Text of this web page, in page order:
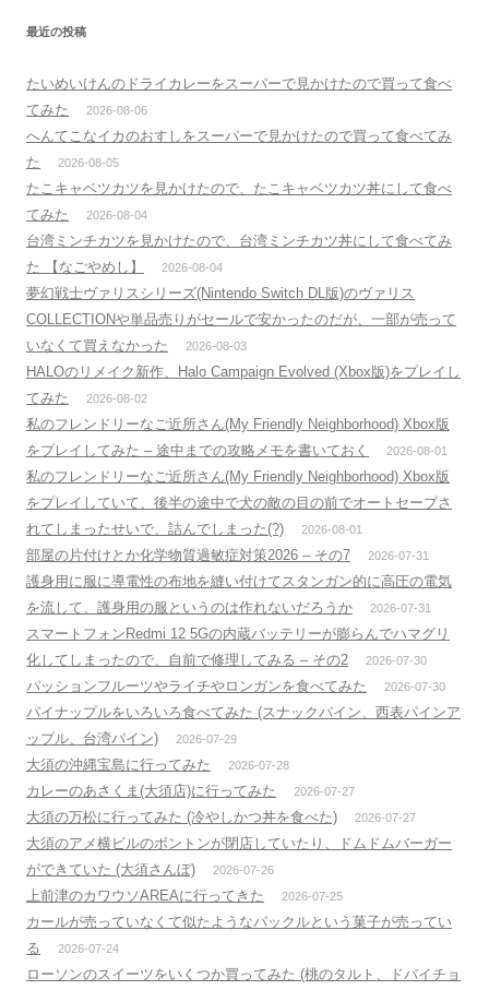
最近の投稿
たいめいけんのドライカレーをスーパーで見かけたので買って食べ
てみた
2026-08-06
へんてこなイカのおすしをスーパーで見かけたので買って食べてみ
た
2026-08-05
たこキャベツカツを見かけたので、たこキャベツカツ丼にして食べ
てみた
2026-08-04
台湾ミンチカツを見かけたので、台湾ミンチカツ丼にして食べてみ
た 【なごやめし】
2026-08-04
夢幻戦士ヴァリスシリーズ(Nintendo Switch DL版)のヴァリス
COLLECTIONや単品売りがセールで安かったのだが、一部が売って
いなくて買えなかった
2026-08-03
HALOのリメイク新作、Halo Campaign Evolved (Xbox版)をプレイし
てみた
2026-08-02
私のフレンドリーなご近所さん(My Friendly Neighborhood) Xbox版
をプレイしてみた – 途中までの攻略メモを書いておく
2026-08-01
私のフレンドリーなご近所さん(My Friendly Neighborhood) Xbox版
をプレイしていて、後半の途中で犬の敵の目の前でオートセーブさ
れてしまったせいで、詰んでしまった(?)
2026-08-01
部屋の片付けとか化学物質過敏症対策2026 – その7 2026-07-31
護身用に服に導電性の布地を縫い付けてスタンガン的に高圧の電気
を流して、護身用の服というのは作れないだろうか
2026-07-31
スマートフォンRedmi 12 5Gの内蔵バッテリーが膨らんでハマグリ
化してしまったので、自前で修理してみる – その2
2026-07-30
パッションフルーツやライチやロンガンを食べてみた 2026-07-30
パイナップルをいろいろ食べてみた (スナックパイン、西表パインア
ップル、台湾パイン)
2026-07-29
大須の沖縄宝島に行ってみた 2026-07-28
カレーのあさくま(大須店)に行ってみた 2026-07-27
大須の万松に行ってみた (冷やしかつ丼を食べた) 2026-07-27
大須のアメ横ビルのボントンが閉店していたり、ドムドムバーガー
ができていた (大須さんぼ)
2026-07-26
上前津のカワウソAREAに行ってきた 2026-07-25
カールが売っていなくて似たようなパックルという菓子が売ってい
る
2026-07-24
ローソンのスイーツをいくつか買ってみた (桃のタルト、ドバイチョ